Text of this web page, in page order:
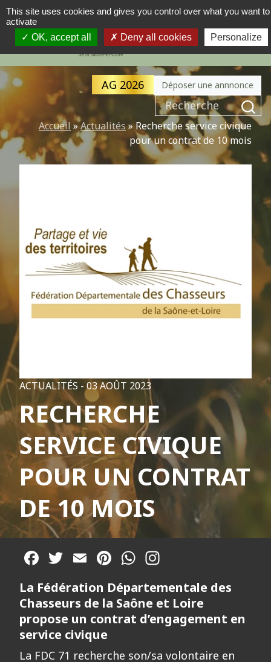
NAVIGATION PRINCIPALE
MENU
AG 2026 Déposer une annnonce
Recherche pour :
Accueil»Actualités»Recherche service civique
pour un contrat de 10 mois
ACTUALITÉS -03 AOÛT 2023
RECHERCHE
SERVICE CIVIQUE
POUR UN CONTRAT
DE 10 MOIS
Facebook
Twitter
EmailPinterest
WhatsApp
La Fédération Départementale des
Chasseurs de la Saône et Loire
propose un contrat d’engagement en
service civique
La FDC 71 recherche son/sa volontaire en
This site uses cookies and gives you control over what you want to
activate
OK, accept all
Deny all cookies Personalize